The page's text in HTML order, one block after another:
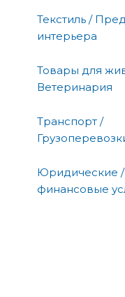
Текстиль /
интерьера
Товары для
Ветеринария
Транспорт /
Юридические /
финансовые